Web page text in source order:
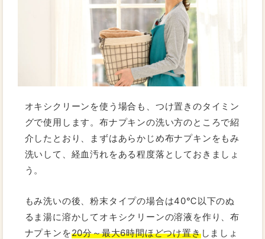
オキシクリーンを使う場合も、つけ置きのタイミン
グで使用します。布ナプキンの洗い方のところで紹
介したとおり、まずはあらかじめ布ナプキンをもみ
洗いして、経血汚れをある程度落としておきましょ
う。
もみ洗いの後、粉末タイプの場合は40℃以下のぬ
るま湯に溶かしてオキシクリーンの溶液を作り、布
ナプキンを20分～最大6時間ほどつけ置きしましょ